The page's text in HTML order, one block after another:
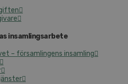
insamlingsarbete
– församlingens insamling